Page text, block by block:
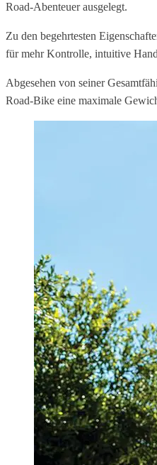
Road-Abenteuer ausgelegt.
Zu den begehrtesten
für mehr Kontrolle, intuitive
Abgesehen von seiner
Road-Bike eine maximale